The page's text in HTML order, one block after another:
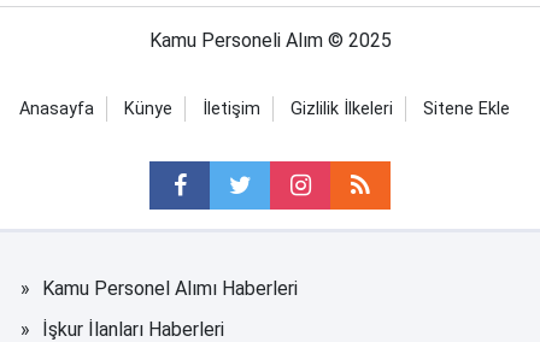
Kamu Personeli Alım © 2025
Anasayfa Künye İletişim Gizlilik İlkeleri Sitene Ekle
Kamu Personel Alımı Haberleri
İşkur İlanları Haberleri